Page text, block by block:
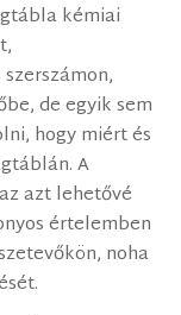
kémiai
de egyik sem
hogy miért és
A
azt lehetővé
értelemben
noha